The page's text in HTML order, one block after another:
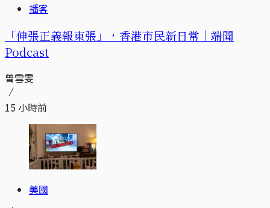
播客
「伸張正義報東張」，香港市民新日常｜端聞
Podcast
曾雪雯
15 小時前
美國